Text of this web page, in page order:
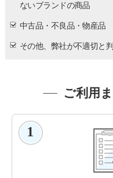
ないブランドの商品
中古品・不良品・物産品
その他、弊社が不適切と
ご利用
1